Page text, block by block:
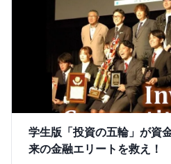
学生版「投資の五輪」が資
来の金融エリートを救え！